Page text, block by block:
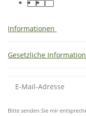
Informationen
Gesetzliche
Bitte senden Sie mir